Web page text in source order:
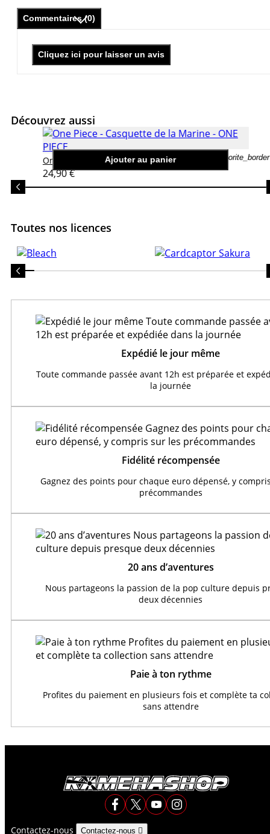
Commentaires (0)
Cliquez ici pour laisser un avis
Découvrez aussi
Ajouter au panier favorite_border
One Piece
One Piece - Casquette de la Marine
24,90 €
Toutes nos licences
Expédié le jour même
Toute commande passée avant 12h est préparée et
la journée
Fidélité récompensée
Gagnez des points pour chaque euro dépensé, y
précommandes
20 ans d’aventures
Nous partageons la passion de la pop culture depuis
deux décennies
Paie à ton rythme
Profites du paiement en plusieurs fois et complète ta
sans attendre
Contactez-nous Contactez-nous 